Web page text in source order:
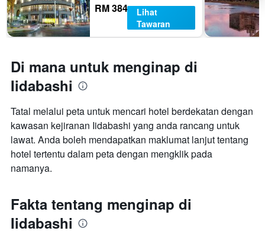
RM 384
Lihat
Tawaran
Di mana untuk menginap di
Iidabashi
Tatal melalui peta untuk mencari hotel berdekatan dengan
kawasan kejiranan Iidabashi yang anda rancang untuk
lawat. Anda boleh mendapatkan maklumat lanjut tentang
hotel tertentu dalam peta dengan mengklik pada
namanya.
Fakta tentang menginap di
Iidabashi